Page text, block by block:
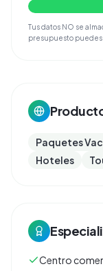
Tus datos NO se
presupuesto puedes
Paquetes
Hoteles
Centro